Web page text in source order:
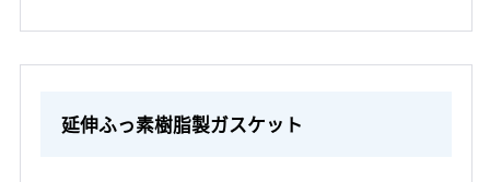
延伸ふっ素樹脂製ガスケット